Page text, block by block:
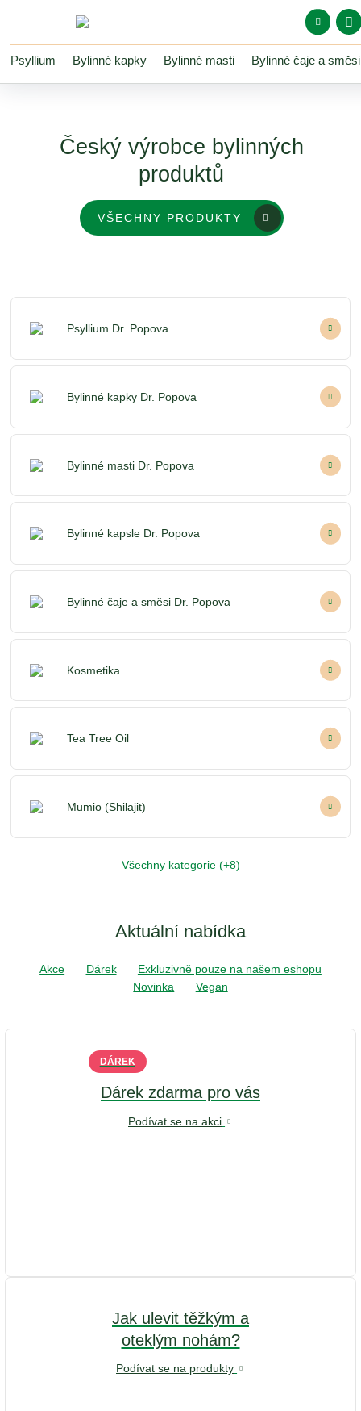
Psyllium Bylinné kapky Bylinné masti Bylinné čaje a směsi
Český výrobce bylinných
produktů
VŠECHNY PRODUKTY
Psyllium Dr. Popova
Bylinné kapky Dr. Popova
Bylinné masti Dr. Popova
Bylinné kapsle Dr. Popova
Bylinné čaje a směsi Dr. Popova
Kosmetika
Tea Tree Oil
Mumio (Shilajit)
Všechny kategorie (+8)
Aktuální nabídka
Akce Dárek
Exkluzivně pouze na našem eshopu
Novinka
Vegan
DÁREK
Dárek zdarma pro vás
Podívat se na akci
Jak ulevit těžkým a
oteklým nohám?
Podívat se na produkty